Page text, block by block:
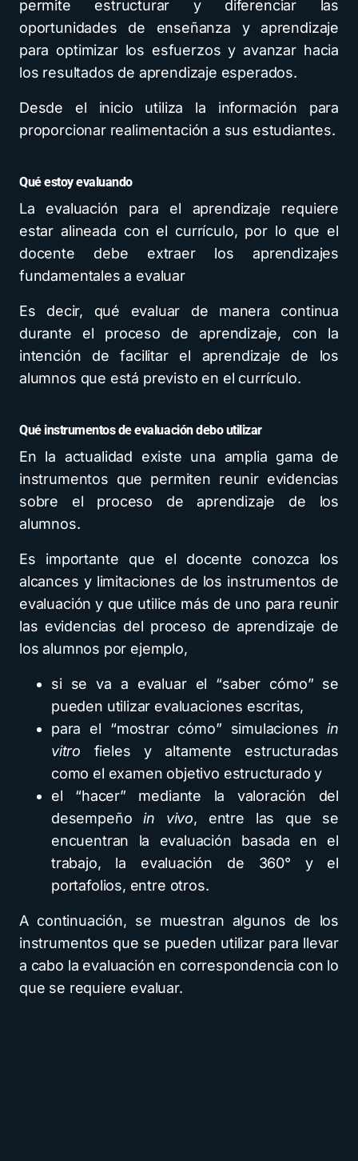
permite estructurar y diferenciar las
oportunidades de enseñanza y aprendizaje
para optimizar los esfuerzos y avanzar hacia
los resultados de aprendizaje esperados.
Desde el inicio utiliza la información para
proporcionar realimentación a sus estudiantes.
Qué estoy evaluando
La evaluación para el aprendizaje requiere
estar alineada con el currículo, por lo que el
docente debe extraer los aprendizajes
fundamentales a evaluar
Es decir, qué evaluar de manera continua
durante el proceso de aprendizaje, con la
intención de facilitar el aprendizaje de los
alumnos que está previsto en el currículo.
Qué instrumentos de evaluación debo utilizar
En la actualidad existe una amplia gama de
instrumentos que permiten reunir evidencias
sobre el proceso de aprendizaje de los
alumnos.
Es importante que el docente conozca los
alcances y limitaciones de los instrumentos de
evaluación y que utilice más de uno para reunir
las evidencias del proceso de aprendizaje de
los alumnos por ejemplo,
si se va a evaluar el “saber cómo” se
pueden utilizar evaluaciones escritas,
para el “mostrar cómo” simulacionesin
vitro fieles y altamente estructuradas
como el examen objetivo estructurado y
el “hacer” mediante la valoración del
desempeñoin vivo, entre las que se
encuentran la evaluación basada en el
trabajo, la evaluación de 360° y el
portafolios, entre otros.
A continuación, se muestran algunos de los
instrumentos que se pueden utilizar para llevar
a cabo la evaluación en correspondencia con lo
que se requiere evaluar.